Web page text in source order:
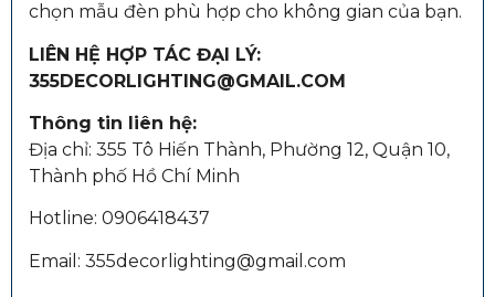
chọn mẫu đèn phù hợp cho không gian của bạn.
LIÊN HỆ HỢP TÁC ĐẠI LÝ:
355DECORLIGHTING@GMAIL.COM
Thông tin liên hệ:
Địa chỉ: 355 Tô Hiến Thành, Phường 12, Quận 10,
Thành phố Hồ Chí Minh
Hotline: 0906418437
Email: 355decorlighting@gmail.com